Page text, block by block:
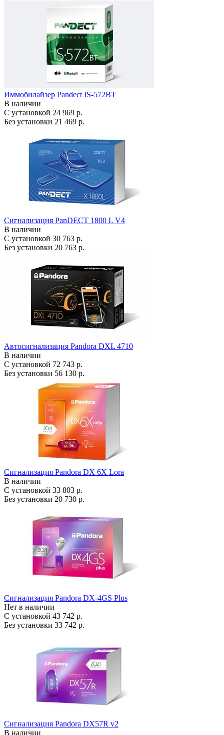
Иммобилайзер Pandect IS-572BT
В наличии
С установкой 24 969 р.
Без установки 21 469 р.
Сигнализация PanDECT 1800 L V4
В наличии
С установкой 30 763 р.
Без установки 20 763 р.
Автосигнализация Pandora DXL 4710
В наличии
С установкой 72 743 р.
Без установки 56 130 р.
Сигнализация Pandora DX 6X Lora
В наличии
С установкой 33 803 р.
Без установки 20 730 р.
Сигнализация Pandora DX-4GS Plus
Нет в наличии
С установкой 43 742 р.
Без установки 33 742 р.
Сигнализация Pandora DX57R v2
В наличии